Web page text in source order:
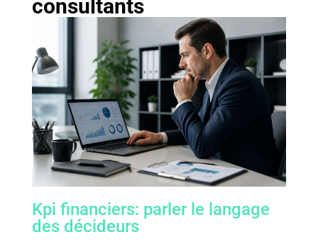
consultants
Kpi financiers: parler le langage
des décideurs